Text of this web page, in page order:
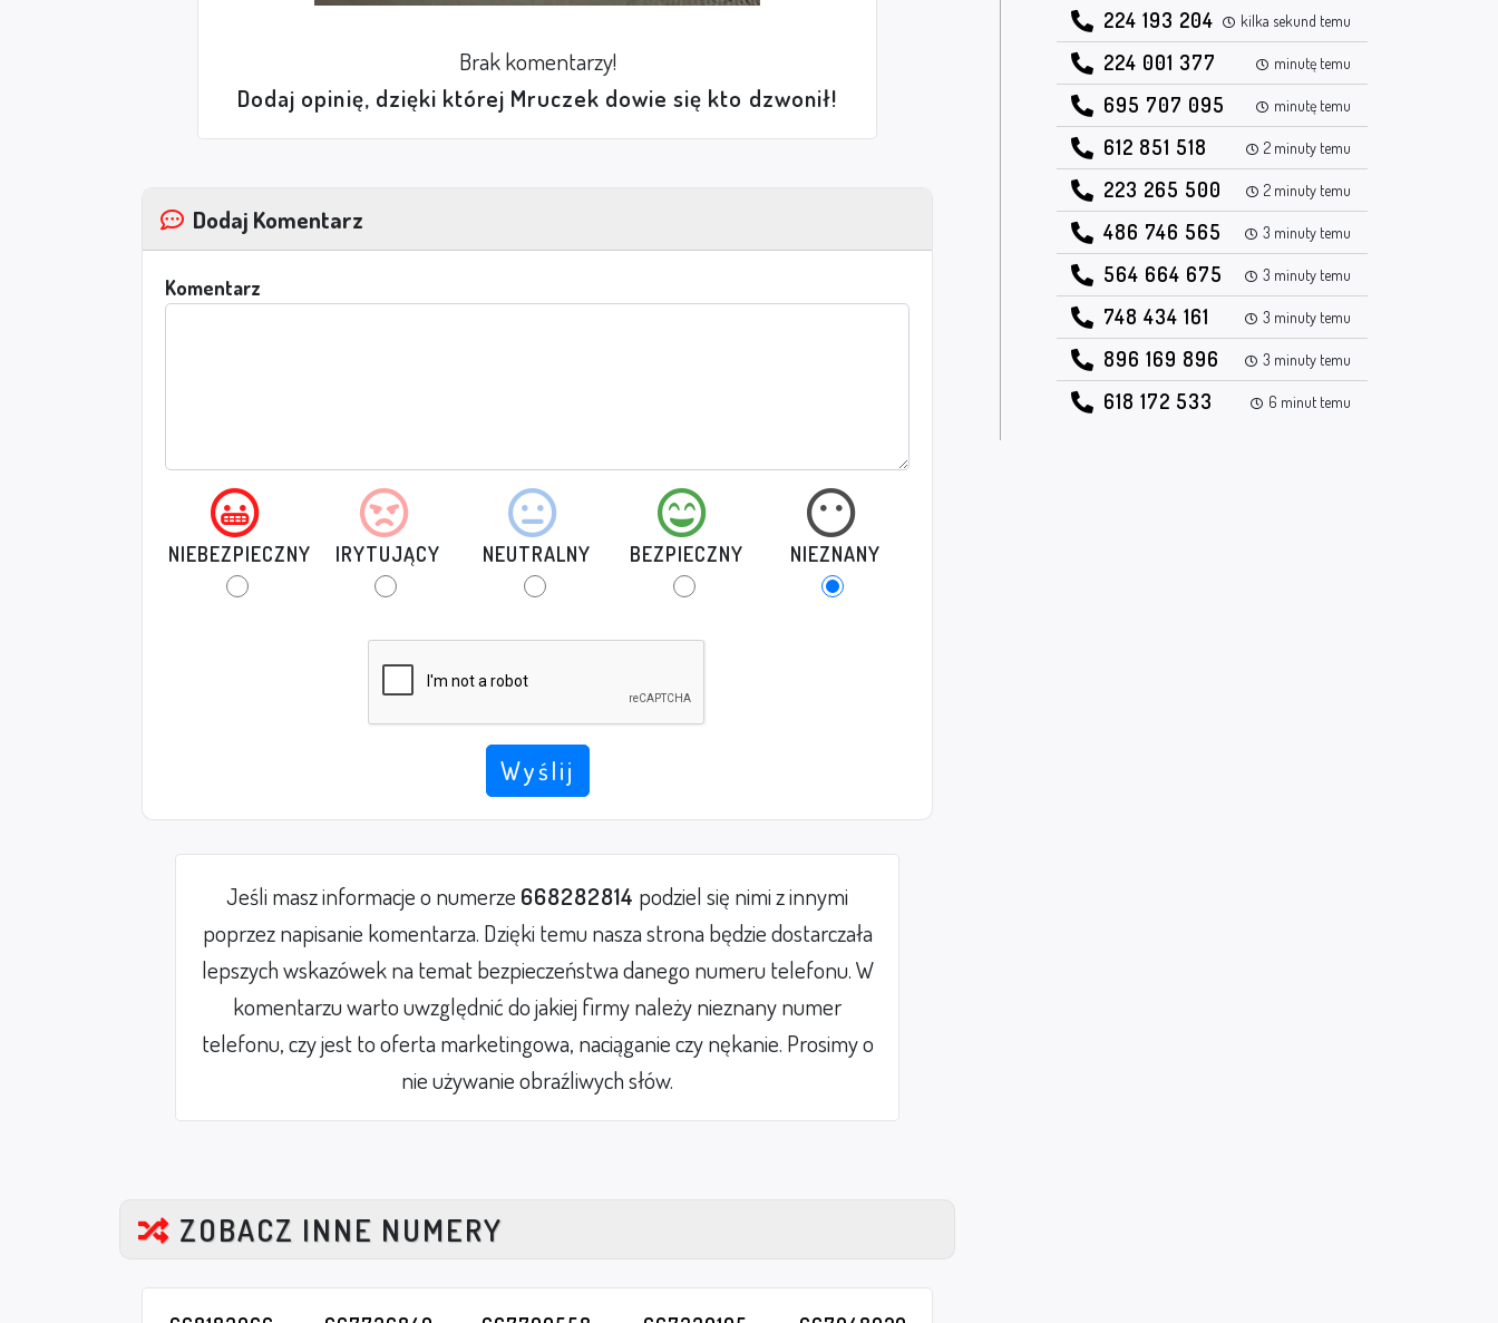
Brak komentarzy!
Dodaj opinię, dzięki której Mruczek dowie się kto dzwonił!
Dodaj Komentarz
Komentarz
NIEBEZPIECZNY IRYTUJĄCY NEUTRALNY BEZPIECZNY NIEZNANY
Wyślij
Jeśli masz informacje o numerze 668282814 podziel się nimi z innymi
poprzez napisanie komentarza. Dzięki temu nasza strona będzie dostarczała
lepszych wskazówek na temat bezpieczeństwa danego numeru telefonu. W
komentarzu warto uwzględnić do jakiej firmy należy nieznany numer
telefonu, czy jest to oferta marketingowa, naciąganie czy nękanie. Prosimy o
nie używanie obraźliwych słów.
ZOBACZ INNE NUMERY
224 193 204 kilka sekund temu
224 001 377 minutę temu
695 707 095 minutę temu
612 851 518 2 minuty temu
223 265 500 2 minuty temu
486 746 565 3 minuty temu
564 664 675 3 minuty temu
748 434 161 3 minuty temu
896 169 896 3 minuty temu
618 172 533 6 minut temu